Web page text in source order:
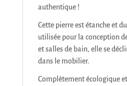
authentique !
Cette pierre est étanche et
utilisée pour la conception
et salles de bain, elle se
dans le mobilier.
Complètement écologique